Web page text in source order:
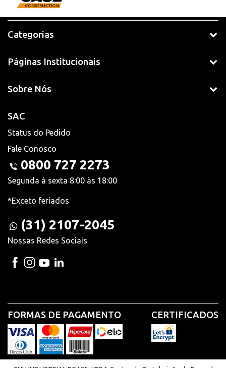
Categorias
Páginas Institucionais
Sobre Nós
SAC
Status do Pedido
Fale Conosco
0800 727 2273
Segunda à sexta 8:00 às 18:00
*Exceto feriados
(31) 2107-2045
Nossas Redes Sociais
FORMAS DE PAGAMENTO CERTIFICADOS